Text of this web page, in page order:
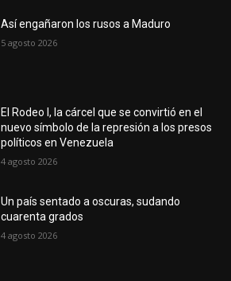
Así engañaron los rusos a Maduro
5 agosto 2026
El Rodeo I, la cárcel que se convirtió en el
nuevo símbolo de la represión a los presos
políticos en Venezuela
4 agosto 2026
Un país sentado a oscuras, sudando
cuarenta grados
4 agosto 2026